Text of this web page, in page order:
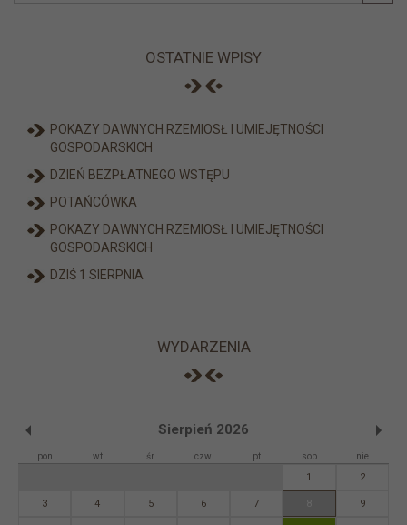
OSTATNIE WPISY
POKAZY DAWNYCH RZEMIOSŁ I UMIEJĘTNOŚCI
GOSPODARSKICH
DZIEŃ BEZPŁATNEGO WSTĘPU
POTAŃCÓWKA
POKAZY DAWNYCH RZEMIOSŁ I UMIEJĘTNOŚCI
GOSPODARSKICH
DZIŚ 1 SIERPNIA
WYDARZENIA
Sierpień 2026
pon wt śr czw pt sob nie
1 2
3 4 5 6 7 9